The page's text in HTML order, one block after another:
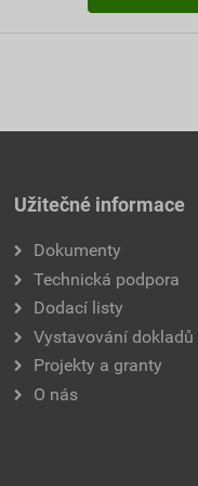
Užitečné informace
Dokumenty
Technická podpora
Dodací listy
Vystavování dokladů
Projekty a granty
O nás